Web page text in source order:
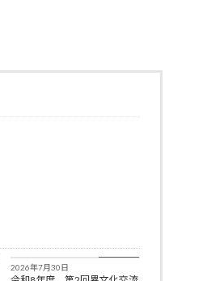
お知らせ
2026年7月30日